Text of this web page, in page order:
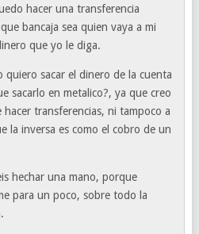
hacer una transferencia
bancaja sea quien vaya a mi
que yo le diga.
quiero sacar el dinero de la cuenta
sacarlo en metalico?, ya que creo
hacer transferencias, ni tampoco a
la inversa es como el cobro de un
hechar una mano, porque
para un poco, sobre todo la